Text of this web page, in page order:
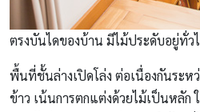
ตรงบันไดของบ้าน มีไม้ประดับอยู่ทั่ว
พื้นที่ชั้นล่างเปิดโล่ง ต่อเนื่องกันระห
ข้าว เน้นการตกแต่งด้วยไม้เป็นหลัก